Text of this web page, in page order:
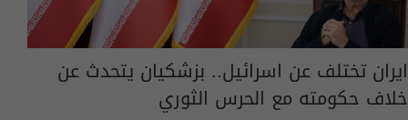
ايران تختلف عن اسرائيل.. بزشكيان يتحدث عن
خلاف حكومته مع الحرس الثوري